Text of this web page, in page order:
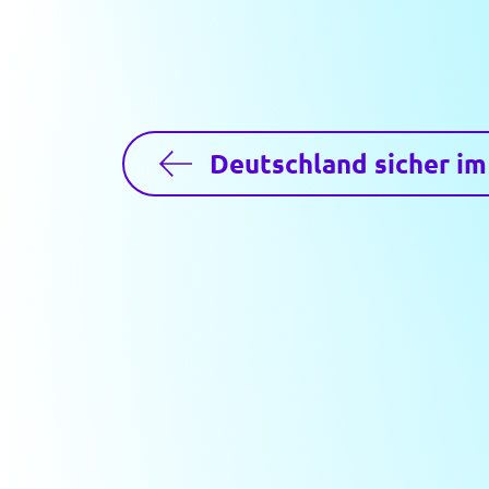
Deutschland sicher